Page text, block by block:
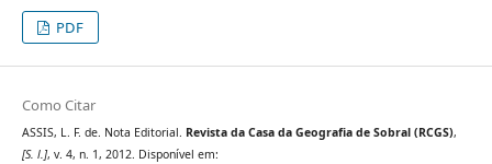
PDF
Como Citar
ASSIS, L. F. de. Nota Editorial. Revista da Casa da Geografia de Sobral (RCGS),
[S. l.], v. 4, n. 1, 2012. Disponível em: